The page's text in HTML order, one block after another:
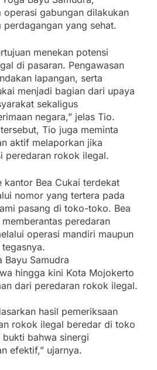
operasi gabungan dilakukan
yang sehat.
menekan potensi
di pasaran. Pengawasan
lapangan, serta
menjadi bagian dari upaya
sekaligus
negara,” jelas Tio.
Tio juga meminta
aktif melaporkan jika
peredaran rokok ilegal.
kantor Bea Cukai terdekat
nomor yang tertera pada
pasang di toko-toko. Bea
peredaran
operasi mandiri maupun
Bayu Samudra
hingga kini Kota Mojokerto
dari peredaran rokok ilegal.
hasil pemeriksaan
rokok ilegal beredar di toko
bahwa sinergi
efektif,” ujarnya.